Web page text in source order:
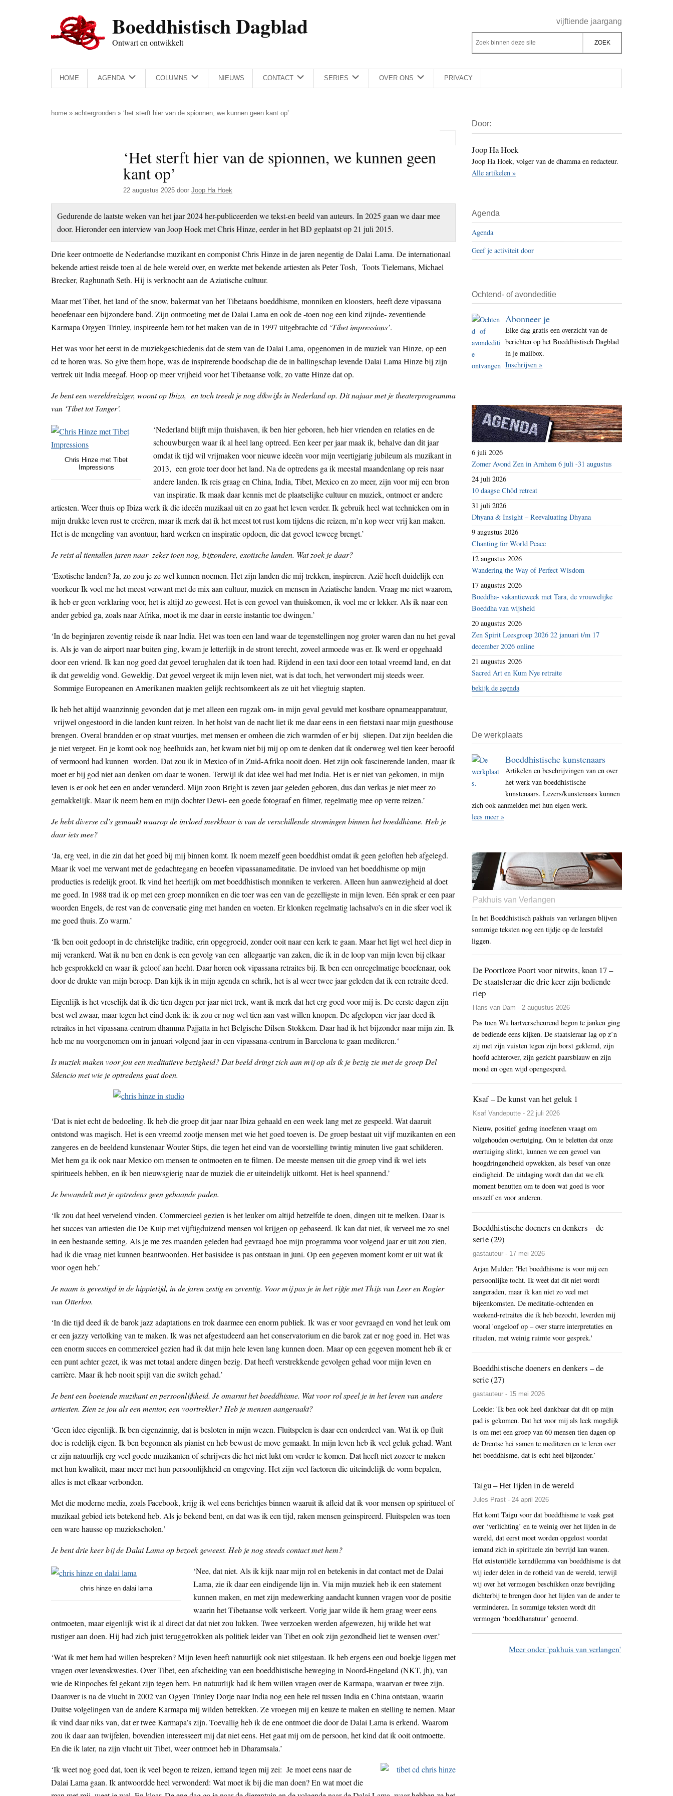
Boeddhistisch Dagblad
Ontwart en ontwikkelt
Rechts
vijftiende jaargang
Z
o
e
k
d
e
z
e
s
t
e
Z
o
k
b
n
n
d
e
s
i
t
e
HOME AGENDA COLUMNS NIEUWS CONTACT SERIES OVER ONS PRIVACY
home » achtergronden » ‘het sterft hier van de spionnen, we kunnen geen kant op’
‘Het sterft hier van de spionnen, we kunnen geen
kant op’
22 augustus 2025 door Joop Ha Hoek
Gedurende de laatste weken van het jaar 2024 her-publiceerden we tekst-en beeld van auteurs. In 2025 gaan we daar mee
door. Hieronder een interview van Joop Hoek met Chris Hinze, eerder in het BD geplaatst op 21 juli 2015.
Drie keer ontmoette de Nederlandse muzikant en componist Chris Hinze in de jaren negentig de Dalai Lama. De internationaal
bekende artiest reisde toen al de hele wereld over, en werkte met bekende artiesten als Peter Tosh, Toots Tielemans, Michael
Brecker, Raghunath Seth. Hij is verknocht aan de Aziatische cultuur.
Maar met Tibet, het land of the snow, bakermat van het Tibetaans boeddhisme, monniken en kloosters, heeft deze vipassana
beoefenaar een bijzondere band. Zijn ontmoeting met de Dalai Lama en ook de -toen nog een kind zijnde- zeventiende
Karmapa Orgyen Trinley, inspireerde hem tot het maken van de in 1997 uitgebrachte cd ‘Tibet impressions’.
Het was voor het eerst in de muziekgeschiedenis dat de stem van de Dalai Lama, opgenomen in de muziek van Hinze, op een
cd te horen was. So give them hope, was de inspirerende boodschap die de in ballingschap levende Dalai Lama Hinze bij zijn
vertrek uit India meegaf. Hoop op meer vrijheid voor het Tibetaanse volk, zo vatte Hinze dat op.
Je bent een wereldreiziger, woont op Ibiza, en toch treedt je nog dikwijls in Nederland op. Dit najaar met je theaterprogramma
van ‘Tibet tot Tanger’.
Chris Hinze met Tibet
Impressions
‘Nederland blijft mijn thuishaven, ik ben hier geboren, heb hier vrienden en relaties en de
schouwburgen waar ik al heel lang optreed. Een keer per jaar maak ik, behalve dan dit jaar
omdat ik tijd wil vrijmaken voor nieuwe ideeën voor mijn veertigjarig jubileum als muzikant in
2013, een grote toer door het land. Na de optredens ga ik meestal maandenlang op reis naar
andere landen. Ik reis graag en China, India, Tibet, Mexico en zo meer, zijn voor mij een bron
van inspiratie. Ik maak daar kennis met de plaatselijke cultuur en muziek, ontmoet er andere
artiesten. Weer thuis op Ibiza werk ik die ideeën muzikaal uit en zo gaat het leven verder. Ik gebruik heel wat technieken om in
mijn drukke leven rust te creëren, maar ik merk dat ik het meest tot rust kom tijdens die reizen, m’n kop weer vrij kan maken.
Het is de mengeling van avontuur, hard werken en inspiratie opdoen, die dat gevoel teweeg brengt.’
Je reist al tientallen jaren naar- zeker toen nog, bijzondere, exotische landen. Wat zoek je daar?
‘Exotische landen? Ja, zo zou je ze wel kunnen noemen. Het zijn landen die mij trekken, inspireren. Azië heeft duidelijk een
voorkeur Ik voel me het meest verwant met de mix aan cultuur, muziek en mensen in Aziatische landen. Vraag me niet waarom,
ik heb er geen verklaring voor, het is altijd zo geweest. Het is een gevoel van thuiskomen, ik voel me er lekker. Als ik naar een
ander gebied ga, zoals naar Afrika, moet ik me daar in eerste instantie toe dwingen.’
‘In de beginjaren zeventig reisde ik naar India. Het was toen een land waar de tegenstellingen nog groter waren dan nu het geval
is. Als je van de airport naar buiten ging, kwam je letterlijk in de stront terecht, zoveel armoede was er. Ik werd er opgehaald
door een vriend. Ik kan nog goed dat gevoel terughalen dat ik toen had. Rijdend in een taxi door een totaal vreemd land, en dat
ik dat geweldig vond. Geweldig. Dat gevoel vergeet ik mijn leven niet, wat is dat toch, het verwondert mij steeds weer.
Sommige Europeanen en Amerikanen maakten gelijk rechtsomkeert als ze uit het vliegtuig stapten.
Ik heb het altijd waanzinnig gevonden dat je met alleen een rugzak om- in mijn geval gevuld met kostbare opnameapparatuur,
vrijwel ongestoord in die landen kunt reizen. In het holst van de nacht liet ik me daar eens in een fietstaxi naar mijn guesthouse
brengen. Overal brandden er op straat vuurtjes, met mensen er omheen die zich warmden of er bij sliepen. Dat zijn beelden die
je niet vergeet. En je komt ook nog heelhuids aan, het kwam niet bij mij op om te denken dat ik onderweg wel tien keer beroofd
of vermoord had kunnen worden. Dat zou ik in Mexico of in Zuid-Afrika nooit doen. Het zijn ook fascinerende landen, maar ik
moet er bij god niet aan denken om daar te wonen. Terwijl ik dat idee wel had met India. Het is er niet van gekomen, in mijn
leven is er ook het een en ander veranderd. Mijn zoon Bright is zeven jaar geleden geboren, dus dan verkas je niet meer zo
gemakkelijk. Maar ik neem hem en mijn dochter Dewi- een goede fotograaf en filmer, regelmatig mee op verre reizen.’
Je hebt diverse cd’s gemaakt waarop de invloed merkbaar is van de verschillende stromingen binnen het boeddhisme. Heb je
daar iets mee?
‘Ja, erg veel, in die zin dat het goed bij mij binnen komt. Ik noem mezelf geen boeddhist omdat ik geen geloften heb afgelegd.
Maar ik voel me verwant met de gedachtegang en beoefen vipassanameditatie. De invloed van het boeddhisme op mijn
producties is redelijk groot. Ik vind het heerlijk om met boeddhistisch monniken te verkeren. Alleen hun aanwezigheid al doet
me goed. In 1988 trad ik op met een groep monniken en die toer was een van de gezelligste in mijn leven. Eén sprak er een paar
woorden Engels, de rest van de conversatie ging met handen en voeten. Er klonken regelmatig lachsalvo’s en in die sfeer voel ik
me goed thuis. Zo warm.’
‘Ik ben ooit gedoopt in de christelijke traditie, erin opgegroeid, zonder ooit naar een kerk te gaan. Maar het ligt wel heel diep in
mij verankerd. Wat ik nu ben en denk is een gevolg van een allegaartje van zaken, die ik in de loop van mijn leven bij elkaar
heb gesprokkeld en waar ik geloof aan hecht. Daar horen ook vipassana retraites bij. Ik ben een onregelmatige beoefenaar, ook
door de drukte van mijn beroep. Dan kijk ik in mijn agenda en schrik, het is al weer twee jaar geleden dat ik een retraite deed.
Eigenlijk is het vreselijk dat ik die tien dagen per jaar niet trek, want ik merk dat het erg goed voor mij is. De eerste dagen zijn
best wel zwaar, maar tegen het eind denk ik: ik zou er nog wel tien aan vast willen knopen. De afgelopen vier jaar deed ik
retraites in het vipassana-centrum dhamma Pajjatta in het Belgische Dilsen-Stokkem. Daar had ik het bijzonder naar mijn zin. Ik
heb me nu voorgenomen om in januari volgend jaar in een vipassana-centrum in Barcelona te gaan mediteren.‘
Is muziek maken voor jou een meditatieve bezigheid? Dat beeld dringt zich aan mij op als ik je bezig zie met de groep Del
Silencio met wie je optredens gaat doen.
‘Dat is niet echt de bedoeling. Ik heb die groep dit jaar naar Ibiza gehaald en een week lang met ze gespeeld. Wat daaruit
ontstond was magisch. Het is een vreemd zootje mensen met wie het goed toeven is. De groep bestaat uit vijf muzikanten en een
zangeres en de beeldend kunstenaar Wouter Stips, die tegen het eind van de voorstelling twintig minuten live gaat schilderen.
Met hem ga ik ook naar Mexico om mensen te ontmoeten en te filmen. De meeste mensen uit die groep vind ik wel iets
spiritueels hebben, en ik ben nieuwsgierig naar de muziek die er uiteindelijk uitkomt. Het is heel spannend.’
Je bewandelt met je optredens geen gebaande paden.
‘Ik zou dat heel vervelend vinden. Commercieel gezien is het leuker om altijd hetzelfde te doen, dingen uit te melken. Daar is
het succes van artiesten die De Kuip met vijftigduizend mensen vol krijgen op gebaseerd. Ik kan dat niet, ik verveel me zo snel
in een bestaande setting. Als je me zes maanden geleden had gevraagd hoe mijn programma voor volgend jaar er uit zou zien,
had ik die vraag niet kunnen beantwoorden. Het basisidee is pas ontstaan in juni. Op een gegeven moment komt er uit wat ik
voor ogen heb.’
Je naam is gevestigd in de hippietijd, in de jaren zestig en zeventig. Voor mij pas je in het rijtje met Thijs van Leer en Rogier
van Otterloo.
‘In die tijd deed ik de barok jazz adaptations en trok daarmee een enorm publiek. Ik was er voor gevraagd en vond het leuk om
er een jazzy vertolking van te maken. Ik was net afgestudeerd aan het conservatorium en die barok zat er nog goed in. Het was
een enorm succes en commercieel gezien had ik dat mijn hele leven lang kunnen doen. Maar op een gegeven moment heb ik er
een punt achter gezet, ik was met totaal andere dingen bezig. Dat heeft verstrekkende gevolgen gehad voor mijn leven en
carrière. Maar ik heb nooit spijt van die switch gehad.’
Je bent een boeiende muzikant en persoonlijkheid. Je omarmt het boeddhisme. Wat voor rol speel je in het leven van andere
artiesten. Zien ze jou als een mentor, een voortrekker? Heb je mensen aangeraakt?
‘Geen idee eigenlijk. Ik ben eigenzinnig, dat is besloten in mijn wezen. Fluitspelen is daar een onderdeel van. Wat ik op fluit
doe is redelijk eigen. Ik ben begonnen als pianist en heb bewust de move gemaakt. In mijn leven heb ik veel geluk gehad. Want
er zijn natuurlijk erg veel goede muzikanten of schrijvers die het niet lukt om verder te komen. Dat heeft niet zozeer te maken
met hun kwaliteit, maar meer met hun persoonlijkheid en omgeving. Het zijn veel factoren die uiteindelijk de vorm bepalen,
alles is met elkaar verbonden.
Met die moderne media, zoals Facebook, krijg ik wel eens berichtjes binnen waaruit ik afleid dat ik voor mensen op spiritueel of
muzikaal gebied iets betekend heb. Als je bekend bent, en dat was ik een tijd, raken mensen geinspireerd. Fluitspelen was toen
een ware hausse op muziekscholen.’
Je bent drie keer bij de Dalai Lama op bezoek geweest. Heb je nog steeds contact met hem?
chris hinze en dalai lama
‘Nee, dat niet. Als ik kijk naar mijn rol en betekenis in dat contact met de Dalai
Lama, zie ik daar een eindigende lijn in. Via mijn muziek heb ik een statement
kunnen maken, en met zijn medewerking aandacht kunnen vragen voor de positie
waarin het Tibetaanse volk verkeert. Vorig jaar wilde ik hem graag weer eens
ontmoeten, maar eigenlijk wist ik al direct dat dat niet zou lukken. Twee verzoeken werden afgewezen, hij wilde het wat
rustiger aan doen. Hij had zich juist teruggetrokken als politiek leider van Tibet en ook zijn gezondheid liet te wensen over.’
‘Wat ik met hem had willen bespreken? Mijn leven heeft natuurlijk ook niet stilgestaan. Ik heb ergens een oud boekje liggen met
vragen over levenskwesties. Over Tibet, een afscheiding van een boeddhistische beweging in Noord-Engeland (NKT, jh), van
wie de Rinpoches fel gekant zijn tegen hem. En natuurlijk had ik hem willen vragen over de Karmapa, waarvan er twee zijn.
Daarover is na de vlucht in 2002 van Ogyen Trinley Dorje naar India nog een hele rel tussen India en China ontstaan, waarin
Duitse volgelingen van de andere Karmapa mij wilden betrekken. Ze vroegen mij en keuze te maken en stelling te nemen. Maar
ik vind daar niks van, dat er twee Karmapa’s zijn. Toevallig heb ik de ene ontmoet die door de Dalai Lama is erkend. Waarom
zou ik daar aan twijfelen, bovendien interesseert mij dat niet eens. Het gaat mij om de persoon, het kind dat ik ooit ontmoette.
En die ik later, na zijn vlucht uit Tibet, weer ontmoet heb in Dharamsala.’
‘Ik weet nog goed dat, toen ik veel begon te reizen, iemand tegen mij zei: Je moet eens naar de
Dalai Lama gaan. Ik antwoordde heel verwonderd: Wat moet ik bij die man doen? En wat moet die
Sidebar
Door:
Joop Ha Hoek
Joop Ha Hoek, volger van de dhamma en redacteur.
Alle artikelen »
Agenda
Agenda
Geef je activiteit door
Ochtend- of avondeditie
Abonneer je
Elke dag gratis een overzicht van de
berichten op het Boeddhistisch Dagblad
in je mailbox.
Inschrijven »
6 juli 2026
Zomer Avond Zen in Arnhem 6 juli -31 augustus
24 juli 2026
10 daagse Chöd retreat
31 juli 2026
Dhyana & Insight – Reevaluating Dhyana
9 augustus 2026
Chanting for World Peace
12 augustus 2026
Wandering the Way of Perfect Wisdom
17 augustus 2026
Boeddha- vakantieweek met Tara, de vrouwelijke
Boeddha van wijsheid
20 augustus 2026
Zen Spirit Leesgroep 2026 22 januari t/m 17
december 2026 online
21 augustus 2026
Sacred Art en Kum Nye retraite
bekijk de agenda
De werkplaats
Boeddhistische kunstenaars
Artikelen en beschrijvingen van en over
het werk van boeddhistische
kunstenaars. Lezers/kunstenaars kunnen
zich ook aanmelden met hun eigen werk.
lees meer »
Pakhuis van Verlangen
In het Boeddhistisch pakhuis van verlangen blijven
sommige teksten nog een tijdje op de leestafel
liggen.
De Poortloze Poort voor nitwits, koan 17 –
De staatsleraar die drie keer zijn bediende
riep
Hans van Dam - 2 augustus 2026
Pas toen Wu hartverscheurend begon te janken ging
de bediende eens kijken. De staatsleraar lag op z’n
zij met zijn vuisten tegen zijn borst geklemd, zijn
hoofd achterover, zijn gezicht paarsblauw en zijn
mond en ogen wijd opengesperd.
Ksaf – De kunst van het geluk 1
Ksaf Vandeputte - 22 juli 2026
Nieuw, positief gedrag inoefenen vraagt om
volgehouden overtuiging. Om te beletten dat onze
overtuiging slinkt, kunnen we een gevoel van
hoogdringendheid opwekken, als besef van onze
eindigheid. De uitdaging wordt dan dat we elk
moment benutten om te doen wat goed is voor
onszelf en voor anderen.
Boeddhistische doeners en denkers – de
serie (29)
gastauteur - 17 mei 2026
Arjan Mulder: 'Het boeddhisme is voor mij een
persoonlijke tocht. Ik weet dat dit niet wordt
aangeraden, maar ik kan niet zo veel met
bijeenkomsten. De meditatie-ochtenden en
weekend-retraites die ik heb bezocht, leverden mij
vooral 'ongeloof op – over starre interpretaties en
rituelen, met weinig ruimte voor gesprek.'
Boeddhistische doeners en denkers – de
serie (27)
gastauteur - 15 mei 2026
Loekie: 'Ik ben ook heel dankbaar dat dit op mijn
pad is gekomen. Dat het voor mij als leek mogelijk
is om met een groep van 60 mensen tien dagen op
de Drentse hei samen te mediteren en te leren over
het boeddhisme, dat is echt heel bijzonder.’
Taigu – Het lijden in de wereld
Jules Prast - 24 april 2026
Het komt Taigu voor dat boeddhisme te vaak gaat
over ‘verlichting’ en te weinig over het lijden in de
wereld, dat eerst moet worden opgelost voordat
iemand zich in spirituele zin bevrijd kan wanen.
Het existentiële kerndilemma van boeddhisme is dat
wij ieder delen in de rotheid van de wereld, terwijl
wij over het vermogen beschikken onze bevrijding
dichterbij te brengen door het lijden van de ander te
verminderen. In sommige teksten wordt dit
vermogen ‘boeddhanatuur’ genoemd.
Meer onder 'pakhuis van verlangen'